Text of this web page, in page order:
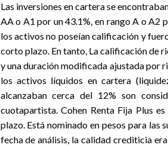
Las inversiones en cartera se
AA o A1 por un 43.1%, en rango A o A2
los activos no poseían calificación y
corto plazo. En tanto, La calificación de
y una duración modificada ajustada por
los activos líquidos en cartera
alcanzaban cerca del 12% son
cuotapartista. Cohen Renta Fija Plus
plazo. Está nominado en pesos para las
fecha de análisis, la calidad crediticia